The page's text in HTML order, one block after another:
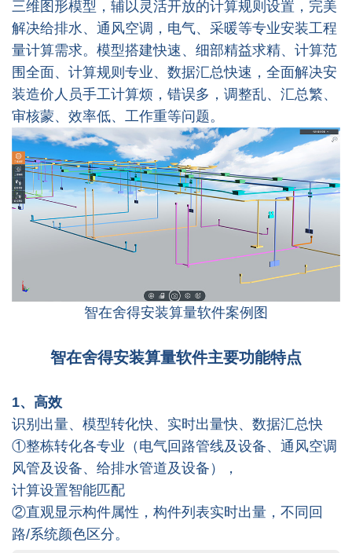
三维图形模型，辅以灵活开放的计算规则设置，完美
解决给排水、通风空调，电气、采暖等专业安装工程
量计算需求。模型搭建快速、细部精益求精、计算范
围全面、计算规则专业、数据汇总快速，全面解决安
装造价人员手工计算烦，错误多，调整乱、汇总繁、
审核蒙、效率低、工作重等问题。
智在舍得安装算量软件案例图
智在舍得安装算量软件主要功能特点
1、高效
识别出量、模型转化快、实时出量快、数据汇总快
①整栋转化各专业（电气回路管线及设备、通风空调
风管及设备、给排水管道及设备），
计算设置智能匹配
②直观显示构件属性，构件列表实时出量，不同回
路/系统颜色区分。